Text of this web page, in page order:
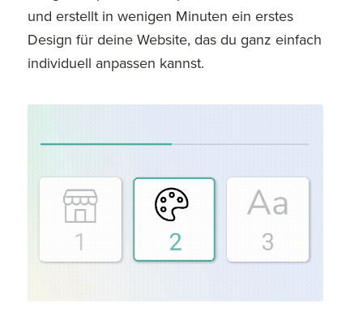
und erstellt in wenigen Minuten ein erstes
Design für deine Website, das du ganz einfach
individuell anpassen kannst.